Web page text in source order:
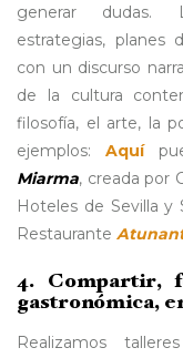
generar dudas.
estrategias, planes
con un discurso
de la cultura
filosofía, el arte, la
ejemplos: Aquí
Miarma, creada por
Hoteles de Sevilla y
Restaurante
4. Compartir,
gastronómica,
Realizamos